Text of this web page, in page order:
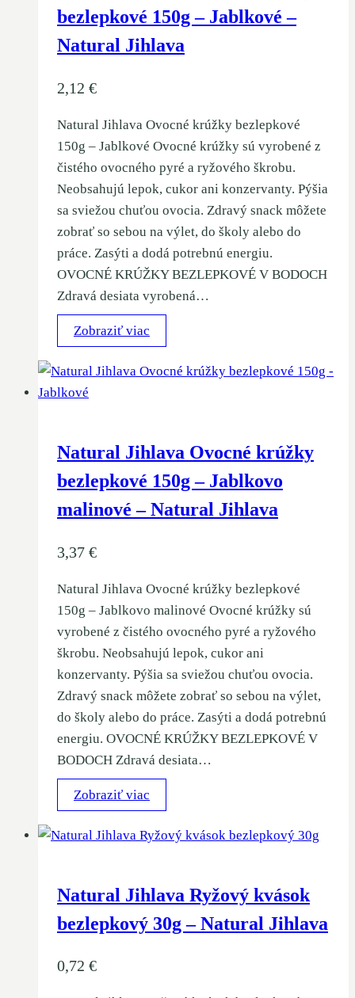
bezlepkové 150g – Jablkové –
Natural Jihlava
2,12 €
Natural Jihlava Ovocné krúžky bezlepkové
150g – Jablkové Ovocné krúžky sú vyrobené z
čistého ovocného pyré a ryžového škrobu.
Neobsahujú lepok, cukor ani konzervanty. Pýšia
sa sviežou chuťou ovocia. Zdravý snack môžete
zobrať so sebou na výlet, do školy alebo do
práce. Zasýti a dodá potrebnú energiu.
OVOCNÉ KRÚŽKY BEZLEPKOVÉ V BODOCH
Zdravá desiata vyrobená…
Zobraziť viac
Natural Jihlava Ovocné krúžky
bezlepkové 150g – Jablkovo
malinové – Natural Jihlava
3,37 €
Natural Jihlava Ovocné krúžky bezlepkové
150g – Jablkovo malinové Ovocné krúžky sú
vyrobené z čistého ovocného pyré a ryžového
škrobu. Neobsahujú lepok, cukor ani
konzervanty. Pýšia sa sviežou chuťou ovocia.
Zdravý snack môžete zobrať so sebou na výlet,
do školy alebo do práce. Zasýti a dodá potrebnú
energiu. OVOCNÉ KRÚŽKY BEZLEPKOVÉ V
BODOCH Zdravá desiata…
Zobraziť viac
Natural Jihlava Ryžový kvások
bezlepkový 30g – Natural Jihlava
0,72 €